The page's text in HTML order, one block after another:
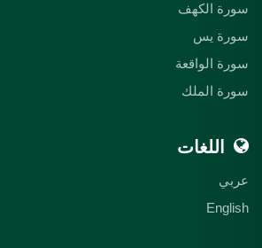
سورة الكهف
سورة يس
سورة الواقعة
سورة الملك
اللغات
عربي
English